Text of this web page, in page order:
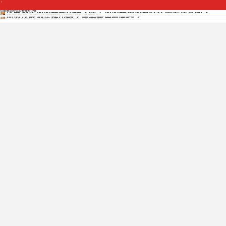
汉庭酒店怎么加盟费多少钱
汉庭酒店加盟费多少钱？除了加盟费用还有什么需要注意的？
汉庭酒店作为经济型酒店行业的优选品牌，在2020年以前完成100%“去...
加盟汉庭酒店多少钱？主要费用有哪些？
对于很多人来说都会有一个拥有一家属于自己的酒店梦想，甚至有很多...